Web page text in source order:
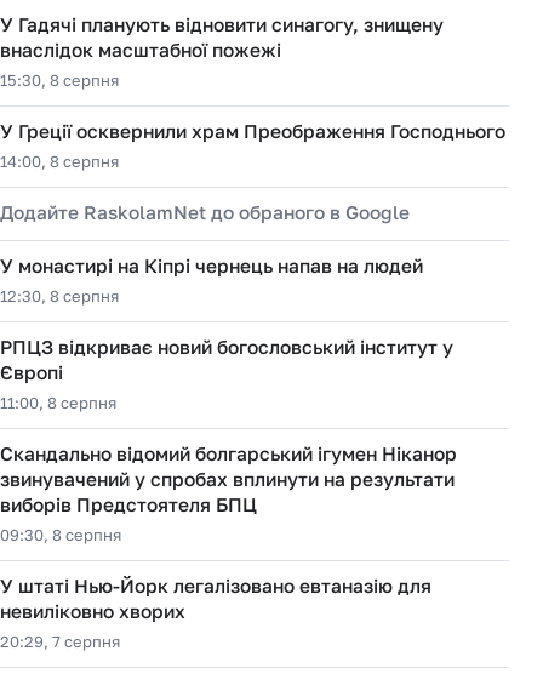
У Гадячі планують відновити синагогу, знищену
внаслідок масштабної пожежі
15:30, 8 серпня
У Греції осквернили храм Преображення Господнього
14:00, 8 серпня
Додайте RaskolamNet до обраного в Google
У монастирі на Кіпрі чернець напав на людей
12:30, 8 серпня
РПЦЗ відкриває новий богословський інститут у
Європі
11:00, 8 серпня
Скандально відомий болгарський ігумен Ніканор
звинувачений у спробах вплинути на результати
виборів Предстоятеля БПЦ
09:30, 8 серпня
У штаті Нью-Йорк легалізовано евтаназію для
невиліковно хворих
20:29, 7 серпня